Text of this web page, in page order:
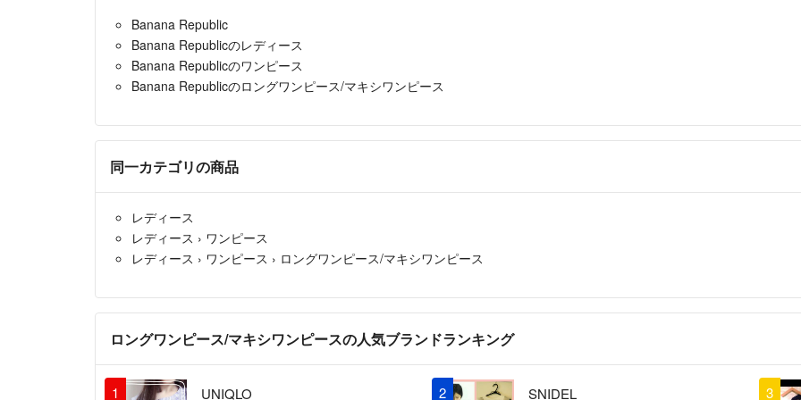
Banana Republic
Banana Republicのレディース
Banana Republicのワンピース
Banana Republicのロングワンピース/マキシワンピース
同一カテゴリの商品
レディース
レディース › ワンピース
レディース › ワンピース › ロングワンピース/マキシワンピース
ロングワンピース/マキシワンピースの人気ブランドランキング
1 UNIQLO 2 SNIDEL 3